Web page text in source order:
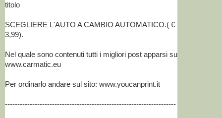
titolo
SCEGLIERE L'AUTO A CAMBIO AUTOMATICO.( €
3,99).
Nel quale sono contenuti tutti i migliori post apparsi su
www.carmatic.eu
Per ordinarlo andare sul sito: www.youcanprint.it
---------------------------------------------------------------------